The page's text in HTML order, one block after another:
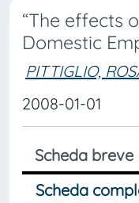
“The effects
Domestic
PITTIGLIO,
2008-01-01
Scheda breve
Scheda